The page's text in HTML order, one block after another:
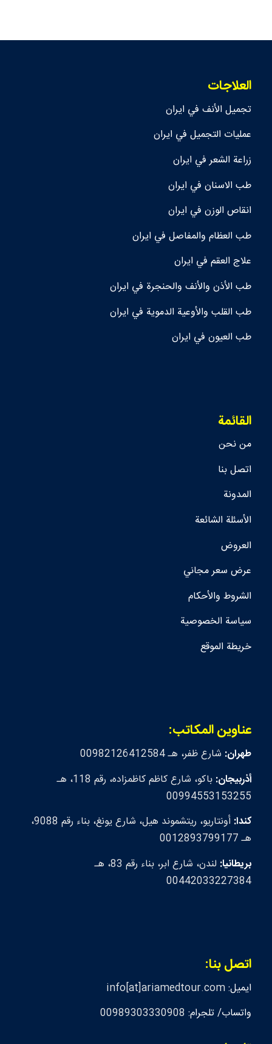
العلاجات
تجمیل الأنف في ايران
عمليات التجميل في ايران
زراعة الشعر في ايران
طب الاسنان في ايران
انقاص الوزن في ايران
طب العظام والمفاصل في ايران
علاج العقم في ايران
طب الأذن والأنف والحنجرة في ايران
طب القلب والأوعية الدموية في ايران
طب العيون في ايران
القائمة
من نحن
اتصل بنا
المدونة
الأسئلة الشائعة
العروض
عرض سعر مجاني
الشروط والأحكام
سياسة الخصوصية
خريطة الموقع
عناوين المكاتب:
طهران: شارع ظفر، هـ 00982126412584
أذربيجان:
باكو، شارع كاظم كاظمزاده، رقم 118، هـ
00994553153255
كندا:
أونتاريو، ريتشموند هيل، شارع يونغ، بناء رقم 9088،
هـ 0012893799177
بريطانيا:
لندن، شارع ابر، بناء رقم 83، هـ
00442033227384
اتصل بنا:
ايميل:info[at]ariamedtour.com
واتساب/ تلجرام: 00989303330908